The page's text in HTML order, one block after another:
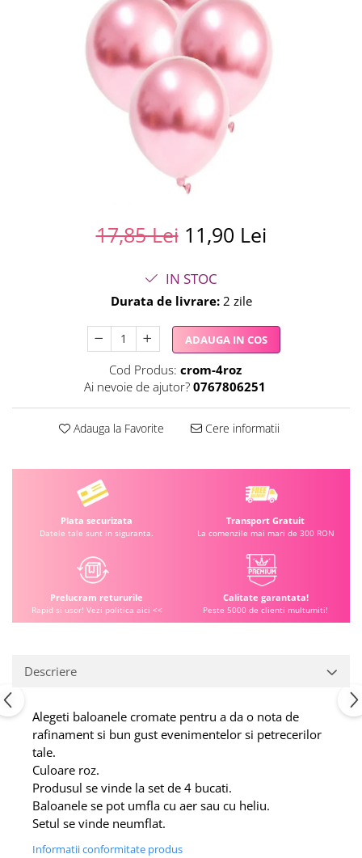
Unicorni si Curcubee
Baloane metalice
Baloane personalizate
17,85 Lei 11,90 Lei
IN STOC
Durata de livrare:2 zile
ADAUGA IN COS
Cod Produs: crom-4roz
Ai nevoie de ajutor? 0767806251
Adauga la Favorite Cere informatii
Plata securizata
Datele tale sunt in siguranta.
Transport Gratuit
La comenzile mai mari de 300 RON
Prelucram retururile
Rapid si usor! Vezi politica aici <<
Calitate garantata!
Peste 5000 de clienti multumiti!
Descriere
Alegeti baloanele cromate pentru a da o nota de
rafinament si bun gust evenimentelor si petrecerilor
tale.
Culoare roz.
Produsul se vinde la set de 4 bucati.
Baloanele se pot umfla cu aer sau cu heliu.
Setul se vinde neumflat.
Informatii conformitate produs